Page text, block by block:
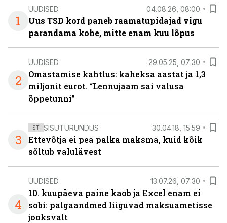
1
UUDISED 04.08.26, 08:00
Uus TSD kord paneb raamatupidajad vigu
parandama kohe, mitte enam kuu lõpus
2
UUDISED 29.05.25, 07:30
Omastamise kahtlus: kaheksa aastat ja 1,3
miljonit eurot. “Lennujaam sai valusa
õppetunni”
3
ST SISUTURUNDUS 30.04.18, 15:59
Ettevõtja ei pea palka maksma, kuid kõik
sõltub valulävest
4
UUDISED 13.07.26, 07:30
10. kuupäeva paine kaob ja Excel enam ei
sobi: palgaandmed liiguvad maksuametisse
jooksvalt